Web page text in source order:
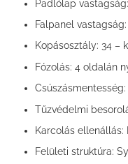
Padlólap
Falpanel
Kopásosztály: 34 –
Fózolás: 4 oldalán
Tűzvédelmi
Karcolás ellenállás:
Felületi struktúra: